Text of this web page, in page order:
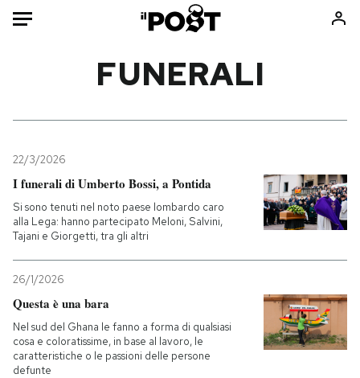
Mondo
Politica
Tecnologia
Internet
Cultura
Economia
Sport
Consumismi
Storie/Idee
Ok Boomer!
Mondiali calcio 2026
FUNERALI
22/3/2026
I funerali di Umberto Bossi, a Pontida
Si sono tenuti nel noto paese lombardo caro
alla Lega: hanno partecipato Meloni, Salvini,
Tajani e Giorgetti, tra gli altri
26/1/2026
Questa è una bara
Nel sud del Ghana le fanno a forma di qualsiasi
cosa e coloratissime, in base al lavoro, le
caratteristiche o le passioni delle persone
defunte